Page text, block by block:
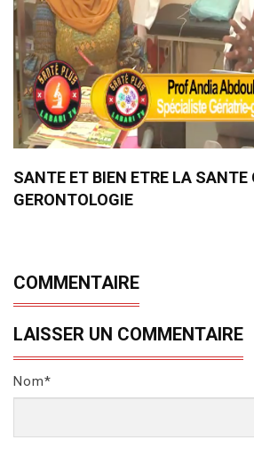
SANTE ET BIEN ETRE LA SANTE
GERONTOLOGIE
COMMENTAIRE
LAISSER UN COMMENTAIRE
Nom*